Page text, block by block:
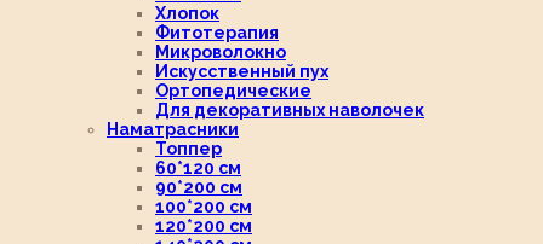
Хлопок
Фитотерапия
Микроволокно
Искусственный пух
Ортопедические
Для декоративных наволочек
Наматрасники
Топпер
60*120 см
90*200 см
100*200 см
120*200 см